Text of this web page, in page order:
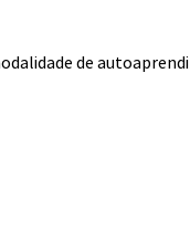
de